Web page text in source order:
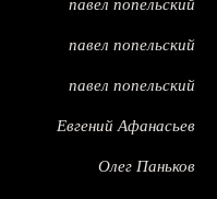
павел попельский
павел попельский
павел попельский
Евгений Афанасьев
Олег Паньков